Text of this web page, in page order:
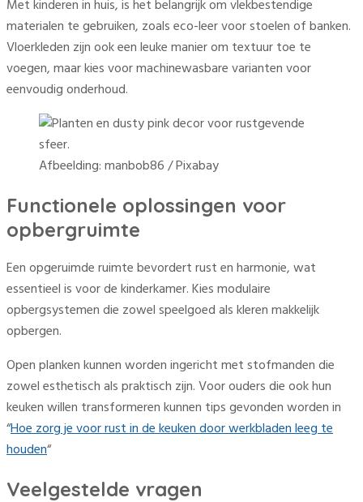
Met kinderen in huis, is het belangrijk om vlekbestendige
materialen te gebruiken, zoals eco-leer voor stoelen of banken.
Vloerkleden zijn ook een leuke manier om textuur toe te
voegen, maar kies voor machinewasbare varianten voor
eenvoudig onderhoud.
Afbeelding: manbob86 / Pixabay
Functionele oplossingen voor
opbergruimte
Een opgeruimde ruimte bevordert rust en harmonie, wat
essentieel is voor de kinderkamer. Kies modulaire
opbergsystemen die zowel speelgoed als kleren makkelijk
opbergen.
Open planken kunnen worden ingericht met stofmanden die
zowel esthetisch als praktisch zijn. Voor ouders die ook hun
keuken willen transformeren kunnen tips gevonden worden in
“Hoe zorg je voor rust in de keuken door werkbladen leeg te
houden“
Veelgestelde vragen